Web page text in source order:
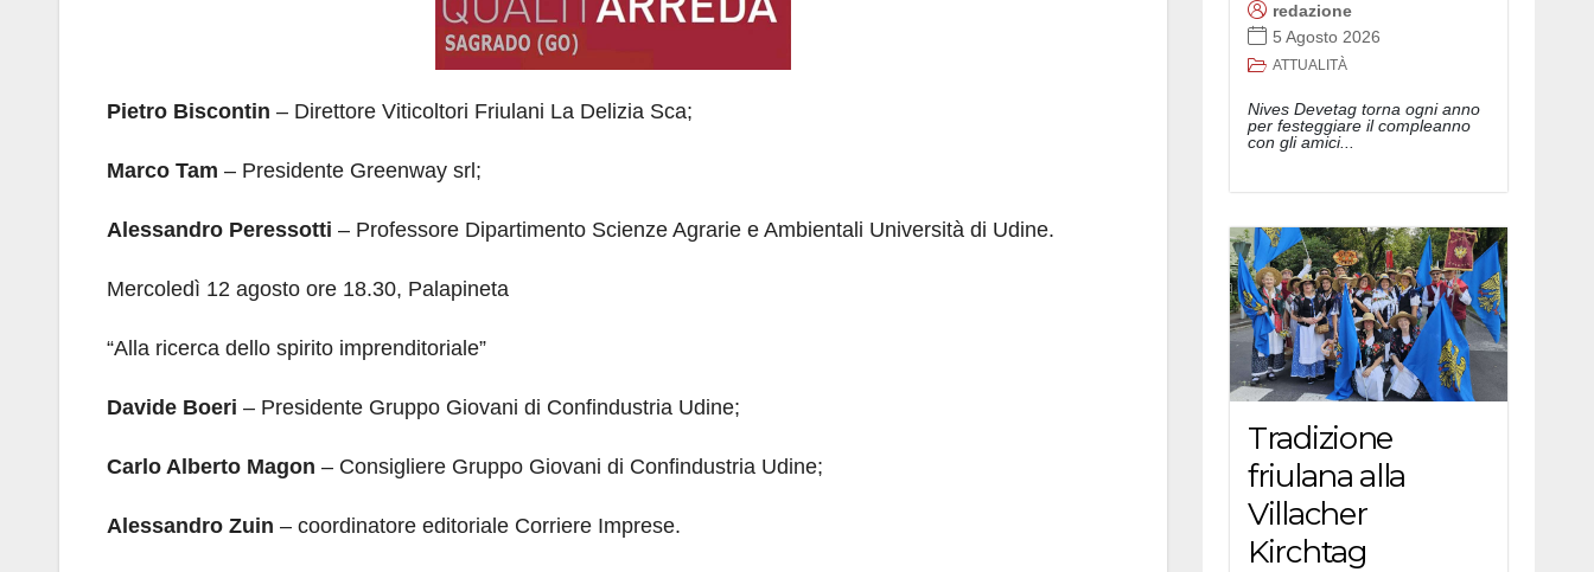
Pietro Biscontin – Direttore Viticoltori Friulani La Delizia Sca;
Marco Tam – Presidente Greenway srl;
Alessandro Peressotti – Professore Dipartimento Scienze Agrarie e Ambientali Università di Udine.
Mercoledì 12 agosto ore 18.30, Palapineta
“Alla ricerca dello spirito imprenditoriale”
Davide Boeri – Presidente Gruppo Giovani di Confindustria Udine;
Carlo Alberto Magon – Consigliere Gruppo Giovani di Confindustria Udine;
Alessandro Zuin – coordinatore editoriale Corriere Imprese.
redazione
5 Agosto 2026
ATTUALITÀ
Nives Devetag torna ogni anno
per festeggiare il compleanno
con gli amici...
Tradizione
friulana alla
Villacher
Kirchtag